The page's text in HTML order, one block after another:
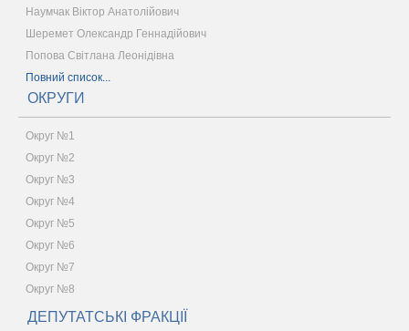
Наумчак Віктор Анатолійович
Шеремет Олександр Геннадійович
Попова Світлана Леонідівна
Повний список...
ОКРУГИ
Округ №1
Округ №2
Округ №3
Округ №4
Округ №5
Округ №6
Округ №7
Округ №8
ДЕПУТАТСЬКІ ФРАКЦІЇ